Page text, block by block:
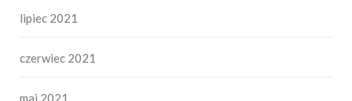
lipiec 2021
czerwiec 2021
maj 2021